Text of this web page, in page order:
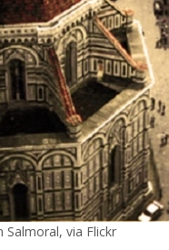
Salmoral, via Flickr